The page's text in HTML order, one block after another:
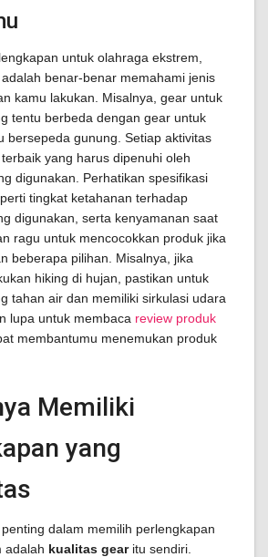
untuk olahraga ekstrem,
benar-benar memahami jenis
kamu lakukan. Misalnya, gear untuk
tentu berbeda dengan gear untuk
bersepeda gunung. Setiap aktivitas
yang harus dipenuhi oleh
digunakan. Perhatikan spesifikasi
tingkat ketahanan terhadap
digunakan, serta kenyamanan saat
ragu untuk mencocokkan produk jika
beberapa pilihan. Misalnya, jika
hiking di hujan, pastikan untuk
tahan air dan memiliki sirkulasi udara
lupa untuk membaca review produk
membantumu menemukan produk
Memiliki
yang
dalam memilih perlengkapan
adalah kualitas gearitu sendiri.